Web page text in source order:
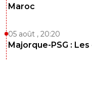
Maroc
05 août , 20:20
Majorque-PSG :